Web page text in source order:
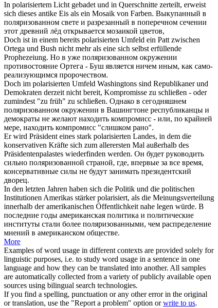
In polarisiertem Licht gebadet und in Querschnitte zerteilt, erweist
sich dieses antike Eis als ein Mosaik von Farben. Выкупанный в
поляризованном свете и разрезанный в поперечном сечении
этот древний лёд открывается мозаикой цветов,
Doch ist in einem bereits polarisierten Umfeld ein Patt zwischen
Ortega und Bush nicht mehr als eine sich selbst erfüllende
Prophezeiung. Но в уже поляризованном окружении
противостояние Ортега - Буш является ничем иным, как само-
реализующимся пророчеством.
Doch im polarisierten Umfeld Washingtons sind Republikaner und
Demokraten derzeit nicht bereit, Kompromisse zu schließen - oder
zumindest "zu früh" zu schließen. Однако в сегодняшнем
поляризованном окружении в Вашингтоне республиканцы и
демократы не желают находить компромисс - или, по крайней
мере, находить компромисс "слишком рано".
Er wird Präsident eines stark polarisierten Landes, in dem die
konservativen Kräfte sich zum allerersten Mal außerhalb des
Präsidentenpalastes wiederfinden werden. Он будет руководить
сильно поляризованной страной, где, впервые за все время,
консервативные силы не будут занимать президентский
дворец.
In den letzten Jahren haben sich die Politik und die politischen
Institutionen Amerikas stärkerpolarisiert, als die Meinungsverteilung
innerhalb der amerikanischen Öffentlichkeit nahe legen würde. В
последние годы американская политика и политические
институты стали более поляризованными, чем распределение
мнений в американском обществе.
More
Examples of word usage in different contexts are provided solely for
linguistic purposes, i.e. to study word usage in a sentence in one
language and how they can be translated into another. All samples
are automatically collected from a variety of publicly available open
sources using bilingual search technologies.
If you find a spelling, punctuation or any other error in the original
or translation, use the "Report a problem" option orwrite to us.